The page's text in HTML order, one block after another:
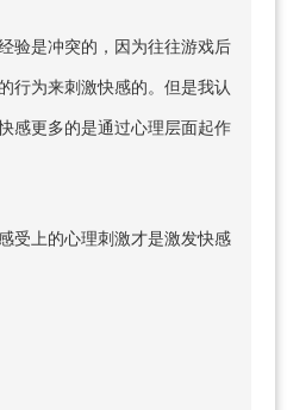
验是冲突的，因为往往游戏后
行为来刺激快感的。但是我认
感更多的是通过心理层面起作
受上的心理刺激才是激发快感